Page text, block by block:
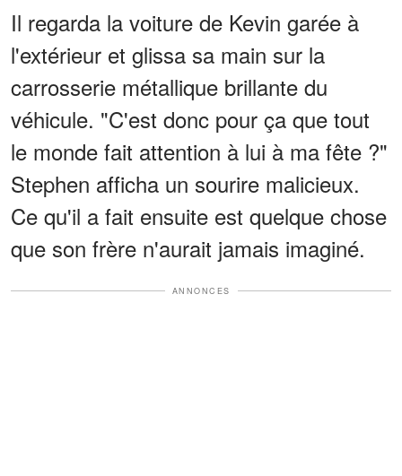
Il regarda la voiture de Kevin garée à
l'extérieur et glissa sa main sur la
carrosserie métallique brillante du
véhicule. "C'est donc pour ça que tout
le monde fait attention à lui à ma fête ?"
Stephen afficha un sourire malicieux.
Ce qu'il a fait ensuite est quelque chose
que son frère n'aurait jamais imaginé.
ANNONCES